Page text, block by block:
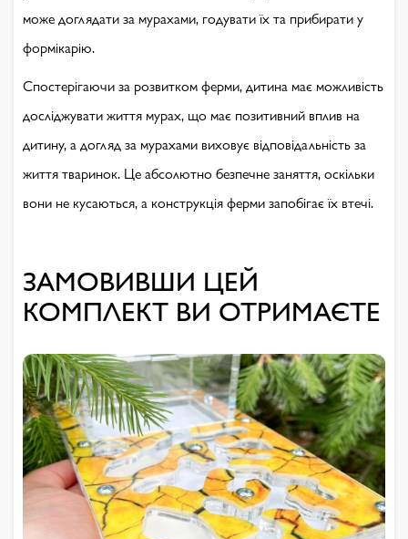
може доглядати за мурахами, годувати їх та прибирати у
формікарію.
Спостерігаючи за розвитком ферми, дитина має можливість
досліджувати життя мурах, що має позитивний вплив на
дитину, а догляд за мурахами виховує відповідальність за
життя тваринок. Це абсолютно безпечне заняття, оскільки
вони не кусаються, а конструкція ферми запобігає їх втечі.
ЗАМОВИВШИ ЦЕЙ
КОМПЛЕКТ ВИ ОТРИМАЄТЕ